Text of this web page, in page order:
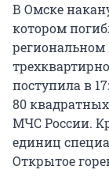
В Омске
котором
поступила в
80
МЧС России.
единиц
Открытое